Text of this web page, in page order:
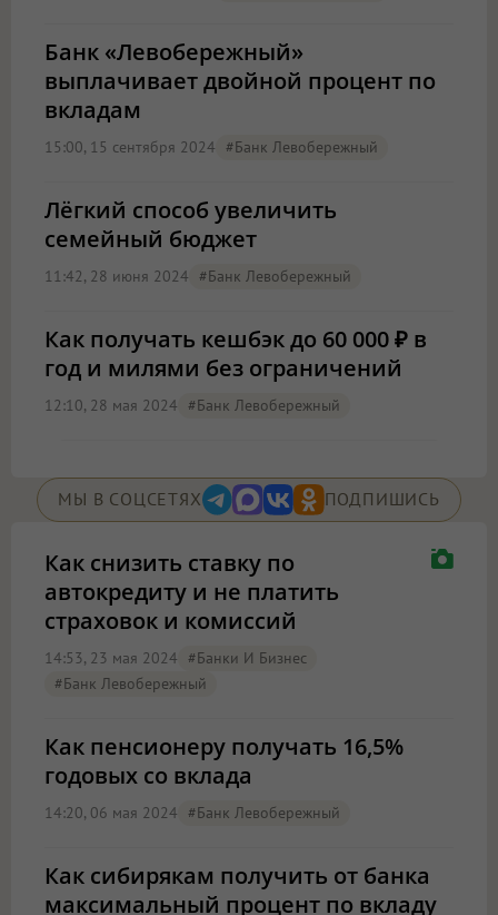
Банк «Левобережный»
выплачивает двойной процент по
вкладам
15:00, 15 сентября 2024 #Банк Левобережный
Лёгкий способ увеличить
семейный бюджет
11:42, 28 июня 2024 #Банк Левобережный
Как получать кешбэк до 60 000 ₽ в
год и милями без ограничений
12:10, 28 мая 2024 #Банк Левобережный
МЫ В СОЦСЕТЯХ ПОДПИШИСЬ
Как снизить ставку по
автокредиту и не платить
страховок и комиссий
14:53, 23 мая 2024 #Банки И Бизнес
#Банк Левобережный
Как пенсионеру получать 16,5%
годовых со вклада
14:20, 06 мая 2024 #Банк Левобережный
Как сибирякам получить от банка
максимальный процент по вкладу